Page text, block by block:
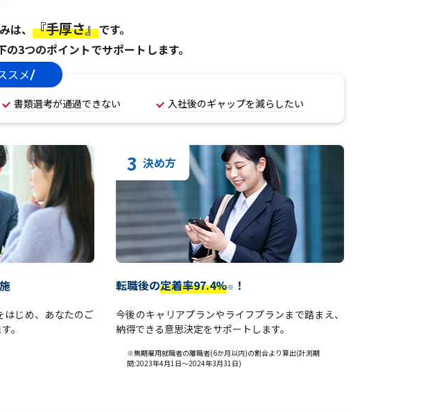
は、 『手厚さ』です。
の3つのポイントでサポートします。
スメ
書類選考が通過できない 入社後のギャップを減らしたい
はじめ、あなたのご
。
3 決め方
転職後の定着率97.4%※ ！
今後のキャリアプランやライフプランまで踏まえ、
納得できる意思決定をサポートします。
※無期雇用就職者の離職者(6か月以内)の割合より算出(計測期
間:2023年4月1日～2024年3月31日)